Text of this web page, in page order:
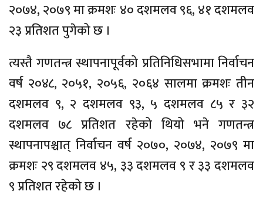
२०७४, २०७९ मा क्रमशः ४० दशमलव ९६, ४१ दशमलव
२३ प्रतिशत पुगेको छ ।
त्यस्तै गणतन्त्र स्थापनापूर्वको प्रतिनिधिसभामा निर्वाचन
वर्ष २०४८, २०५१, २०५६, २०६४ सालमा क्रमशः तीन
दशमलव ९, २ दशमलव ९३, ५ दशमलव ८५ र ३२
दशमलव ७८ प्रतिशत रहेको थियो भने गणतन्त्र
स्थापनापश्चात् निर्वाचन वर्ष २०७०, २०७४, २०७९ मा
क्रमशः २९ दशमलव ४५, ३३ दशमलव ९ र ३३ दशमलव
९ प्रतिशत रहेको छ ।